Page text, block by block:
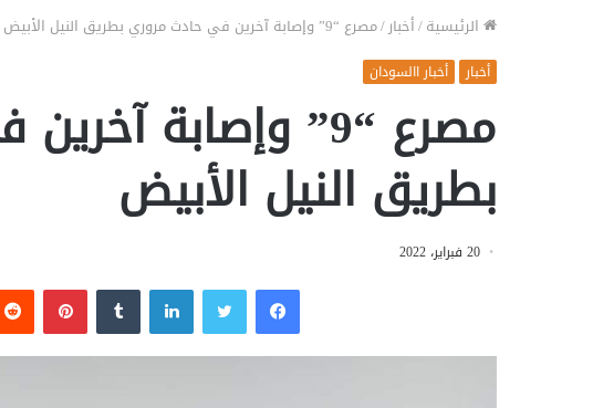
الرئيسية/أخبار/مصرع “9” وإصابة آخرين في حادث مروري بطريق النيل الأبيض
أخبار أخبار االسودان
مصرع “9” وإصابة
بطريق النيل الأبيض
20 فبراير، 2022
فيسبوك لينكدإن بينتيريست